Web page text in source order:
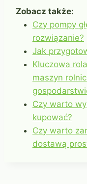
Zobacz także:
Czy pompy
rozwiązanie?
Jak
Kluczowa
maszyn
Czy warto
kupować?
Czy warto
dostawą